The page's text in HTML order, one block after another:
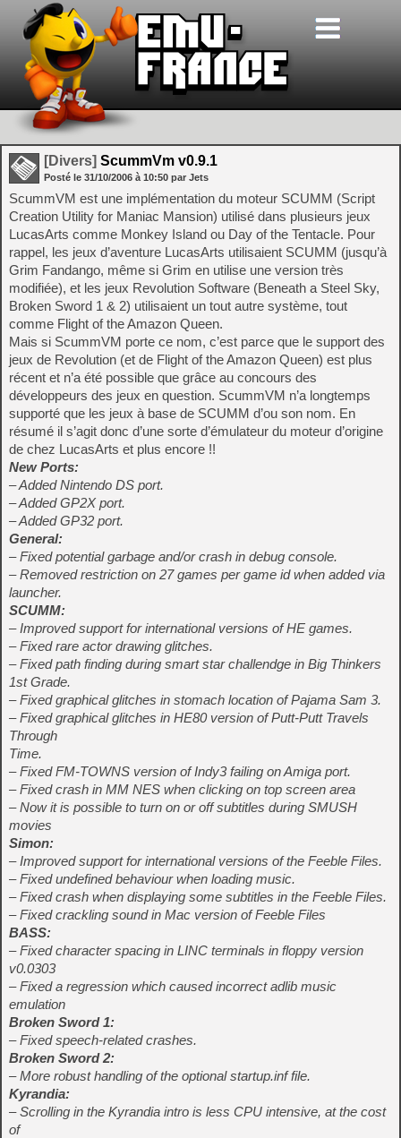
[Divers] ScummVm v0.9.1
Posté le 31/10/2006 à 10:50 par Jets
ScummVM est une implémentation du moteur SCUMM (Script
Creation Utility for Maniac Mansion) utilisé dans plusieurs jeux
LucasArts comme Monkey Island ou Day of the Tentacle. Pour
rappel, les jeux d’aventure LucasArts utilisaient SCUMM (jusqu’à
Grim Fandango, même si Grim en utilise une version très
modifiée), et les jeux Revolution Software (Beneath a Steel Sky,
Broken Sword 1 & 2) utilisaient un tout autre système, tout
comme Flight of the Amazon Queen.
Mais si ScummVM porte ce nom, c’est parce que le support des
jeux de Revolution (et de Flight of the Amazon Queen) est plus
récent et n’a été possible que grâce au concours des
développeurs des jeux en question. ScummVM n’a longtemps
supporté que les jeux à base de SCUMM d’ou son nom. En
résumé il s’agit donc d’une sorte d’émulateur du moteur d’origine
de chez LucasArts et plus encore !!
New Ports:
– Added Nintendo DS port.
– Added GP2X port.
– Added GP32 port.
General:
– Fixed potential garbage and/or crash in debug console.
– Removed restriction on 27 games per game id when added via
launcher.
SCUMM:
– Improved support for international versions of HE games.
– Fixed rare actor drawing glitches.
– Fixed path finding during smart star challendge in Big Thinkers
1st Grade.
– Fixed graphical glitches in stomach location of Pajama Sam 3.
– Fixed graphical glitches in HE80 version of Putt-Putt Travels
Through
Time.
– Fixed FM-TOWNS version of Indy3 failing on Amiga port.
– Fixed crash in MM NES when clicking on top screen area
– Now it is possible to turn on or off subtitles during SMUSH
movies
Simon:
– Improved support for international versions of the Feeble Files.
– Fixed undefined behaviour when loading music.
– Fixed crash when displaying some subtitles in the Feeble Files.
– Fixed crackling sound in Mac version of Feeble Files
BASS:
– Fixed character spacing in LINC terminals in floppy version
v0.0303
– Fixed a regression which caused incorrect adlib music
emulation
Broken Sword 1:
– Fixed speech-related crashes.
Broken Sword 2:
– More robust handling of the optional startup.inf file.
Kyrandia:
– Scrolling in the Kyrandia intro is less CPU intensive, at the cost
of